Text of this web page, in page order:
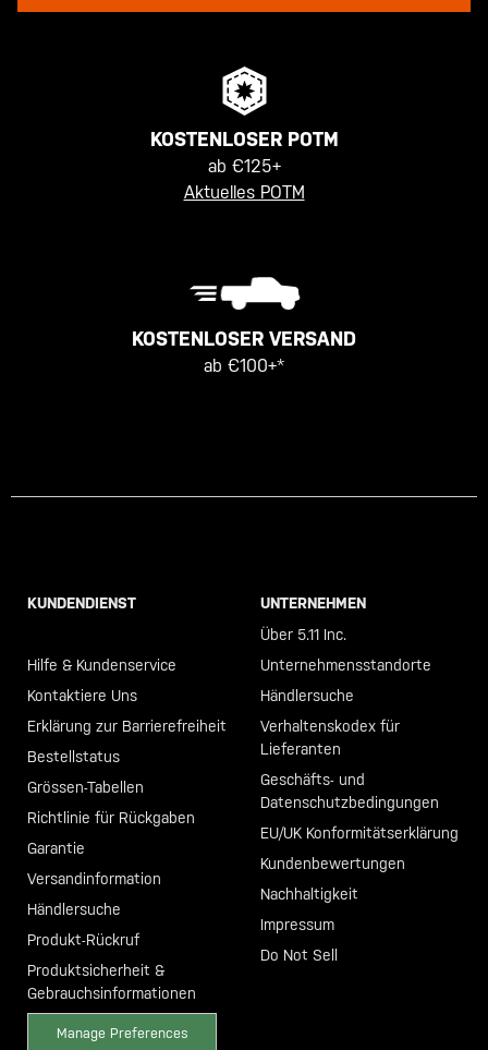
KOSTENLOSER POTM
ab €125+
Aktuelles POTM
KOSTENLOSER VERSAND
ab €100+*
KUNDENDIENST
Hilfe & Kundenservice
Kontaktiere Uns
Erklärung zur Barrierefreiheit
Bestellstatus
Grössen-Tabellen
Richtlinie für Rückgaben
Garantie
Versandinformation
Händlersuche
Produkt-Rückruf
Produktsicherheit &
Gebrauchsinformationen
Manage Preferences
UNTERNEHMEN
Über 5.11 Inc.
Unternehmensstandorte
Händlersuche
Verhaltenskodex für
Lieferanten
Geschäfts- und
Datenschutzbedingungen
EU/UK Konformitätserklärung
Kundenbewertungen
Nachhaltigkeit
Impressum
Do Not Sell